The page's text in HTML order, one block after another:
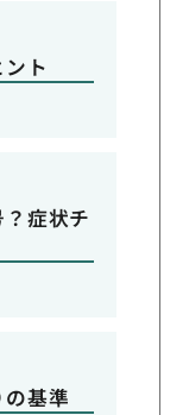
ト
症状チ
基準